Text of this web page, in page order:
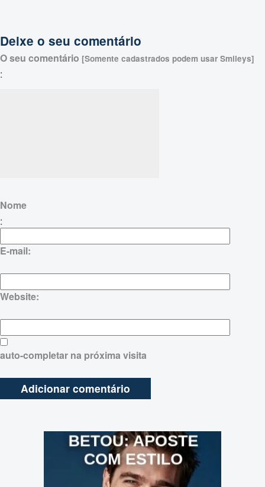
Deixe o seu comentário
O seu comentário [Somente cadastrados podem usar Smileys]
:
Nome
:
E-mail:
Website:
auto-completar na próxima visita